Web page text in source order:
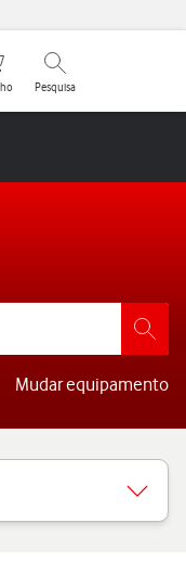
de compras
Pesquisar
Pesquisa
Mudar equipamento